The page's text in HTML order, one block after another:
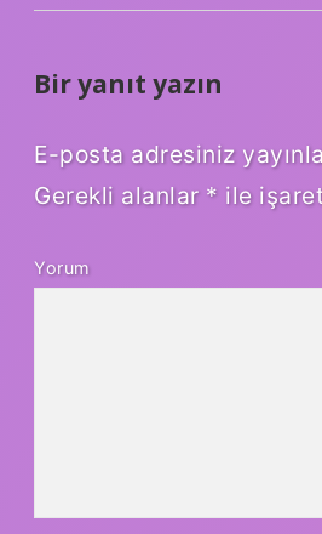
Bir yanıt yazın
E-posta adresiniz
Gerekli alanlar * ile
Yorum